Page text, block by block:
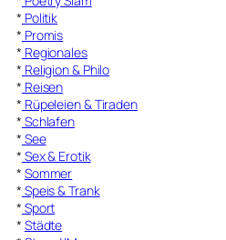
* Politik
* Promis
* Regionales
* Religion & Philo
* Reisen
* Rüpeleien & Tiraden
* Schlafen
* See
* Sex & Erotik
* Sommer
* Speis & Trank
* Sport
* Städte